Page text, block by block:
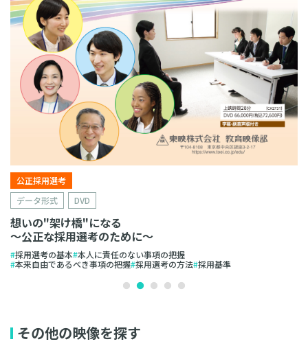
公正採用選考
データ形式
DVD
想いの"架け橋"になる
〜公正な採用選考のために〜
採用選考の基本 本人に責任のない事項の把握
本来自由であるべき事項の把握 採用選考の方法 採用基準
その他の映像を探す